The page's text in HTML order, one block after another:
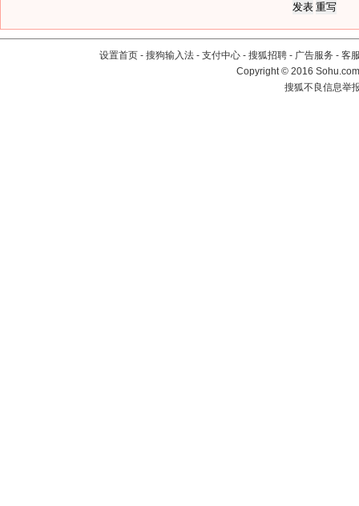
设置首页 - 搜狗输入法 - 支付中心 - 搜狐招聘 - 广告服务 - 客
Copyright©2016
搜狐不良信息举